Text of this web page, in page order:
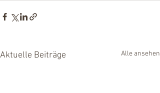
Aktuelle Beiträge Alle ansehen